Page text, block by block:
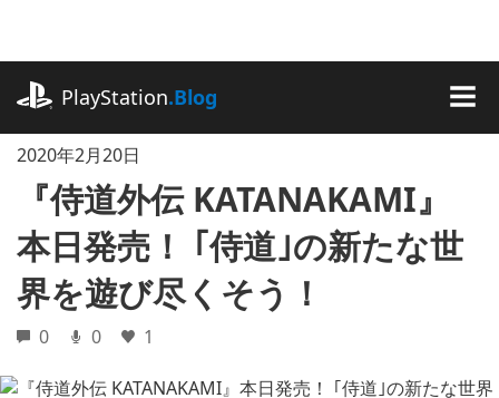
に
キ
ッ
プ
PlayStation.Blog
2020年2月20日
『侍道外伝 KATANAKAMI』
本日発売！ ｢侍道｣の新たな世
界を遊び尽くそう！
0 0 1